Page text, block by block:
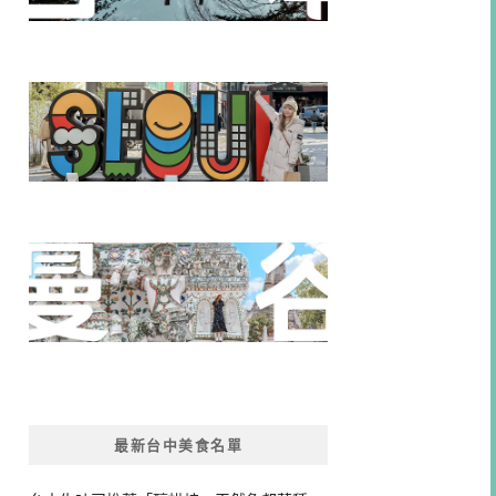
最新台中美食名單